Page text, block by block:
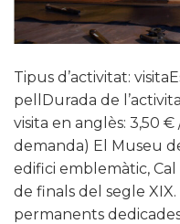
Tipus d’activitat:
pellDurada de
visita en anglès: 3,50
demanda) El Museu
edifici emblemàtic,
de finals del segle
permanents